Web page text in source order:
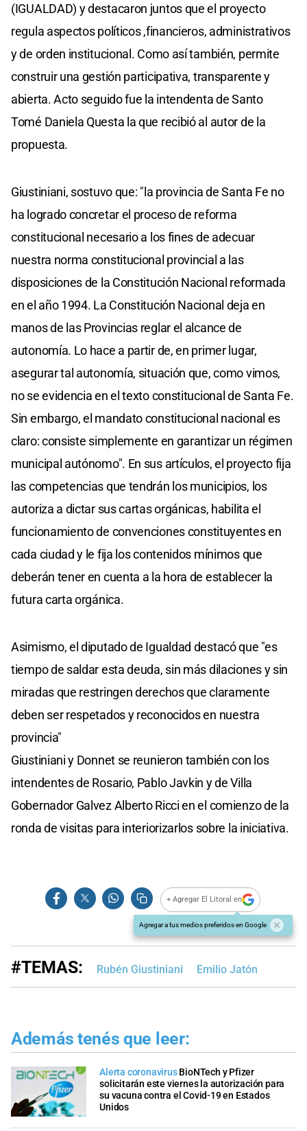
(IGUALDAD) y destacaron juntos que el proyecto
regula aspectos políticos ,financieros, administrativos
y de orden institucional. Como así también, permite
construir una gestión participativa, transparente y
abierta. Acto seguido fue la intendenta de Santo
Tomé Daniela Questa la que recibió al autor de la
propuesta.
Giustiniani, sostuvo que: "la provincia de Santa Fe no
ha logrado concretar el proceso de reforma
constitucional necesario a los fines de adecuar
nuestra norma constitucional provincial a las
disposiciones de la Constitución Nacional reformada
en el año 1994. La Constitución Nacional deja en
manos de las Provincias reglar el alcance de
autonomía. Lo hace a partir de, en primer lugar,
asegurar tal autonomía, situación que, como vimos,
no se evidencia en el texto constitucional de Santa Fe.
Sin embargo, el mandato constitucional nacional es
claro: consiste simplemente en garantizar un régimen
municipal autónomo". En sus artículos, el proyecto fija
las competencias que tendrán los municipios, los
autoriza a dictar sus cartas orgánicas, habilita el
funcionamiento de convenciones constituyentes en
cada ciudad y le fija los contenidos mínimos que
deberán tener en cuenta a la hora de establecer la
futura carta orgánica.
Asimismo, el diputado de Igualdad destacó que "es
tiempo de saldar esta deuda, sin más dilaciones y sin
miradas que restringen derechos que claramente
deben ser respetados y reconocidos en nuestra
provincia"
Giustiniani y Donnet se reunieron también con los
intendentes de Rosario, Pablo Javkin y de Villa
Gobernador Galvez Alberto Ricci en el comienzo de la
ronda de visitas para interiorizarlos sobre la iniciativa.
+ Agregar El Litoral en
Agregar a tus medios preferidos en Google
#TEMAS: Rubén Giustiniani Emilio Jatón
Además tenés que leer:
Alerta coronavirus BioNTech y Pfizer
solicitarán este viernes la autorización para
su vacuna contra el Covid-19 en Estados
Unidos